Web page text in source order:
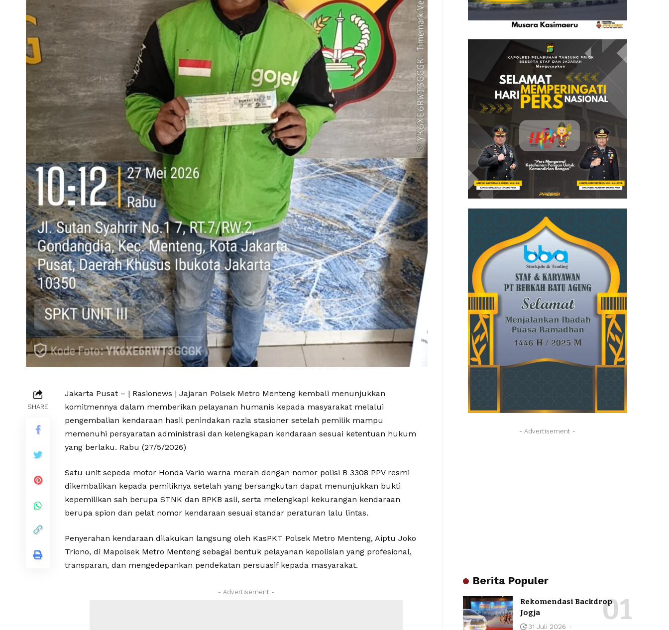
SHARE
Jakarta Pusat – | Rasionews | Jajaran Polsek Metro Menteng kembali menunjukkan
komitmennya dalam memberikan pelayanan humanis kepada masyarakat melalui
pengembalian kendaraan hasil penindakan razia stasioner setelah pemilik mampu
memenuhi persyaratan administrasi dan kelengkapan kendaraan sesuai ketentuan hukum
yang berlaku. Rabu (27/5/2026)
Satu unit sepeda motor Honda Vario warna merah dengan nomor polisi B 3308 PPV resmi
dikembalikan kepada pemiliknya setelah yang bersangkutan dapat menunjukkan bukti
kepemilikan sah berupa STNK dan BPKB asli, serta melengkapi kekurangan kendaraan
berupa spion dan pelat nomor kendaraan sesuai standar peraturan lalu lintas.
Penyerahan kendaraan dilakukan langsung oleh KasPKT Polsek Metro Menteng, Aiptu Joko
Triono, di Mapolsek Metro Menteng sebagai bentuk pelayanan kepolisian yang profesional,
transparan, dan mengedepankan pendekatan persuasif kepada masyarakat.
- Advertisement -
- Advertisement -
Berita Populer
Rekomendasi Backdrop
Jogja
31 Juli 2026